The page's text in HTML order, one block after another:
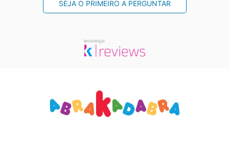
SEJA O PRIMEIRO A PERGUNTAR